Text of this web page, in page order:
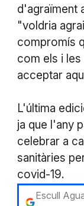
d'agraïment
"voldria
compromís
com els i les
acceptar
L'última
ja que l'any
celebrar a
sanitàries
covid-19.
Escull